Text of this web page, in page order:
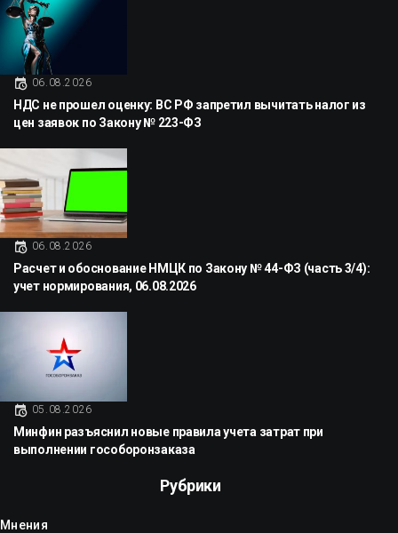
06.08.2026
НДС не прошел оценку: ВС РФ запретил вычитать налог из
цен заявок по Закону № 223-ФЗ
06.08.2026
Расчет и обоснование НМЦК по Закону № 44-ФЗ (часть 3/4):
учет нормирования, 06.08.2026
05.08.2026
Минфин разъяснил новые правила учета затрат при
выполнении гособоронзаказа
Рубрики
Мнения